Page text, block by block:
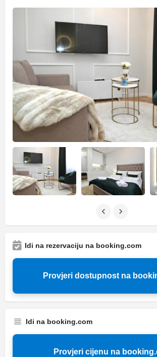
Idi na rezervaciju na booking.com
Provjeri dostupnost na
Idi na booking.com
Provjeri cijenu na